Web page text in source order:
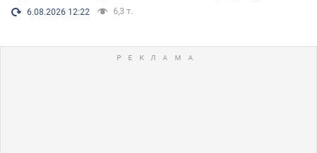
6.08.2026 12:22 6,3 т.